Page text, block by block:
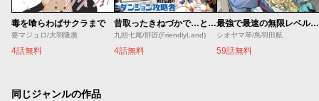
毒を喰らわばサクラまで
要マジュロ/大羽隆廣
4話無料
昔取ったきねづかで…と言いながら無双する定食屋のおっさん、実は伝説のダンジョン攻略者
九頭七尾/肝匠(FriendlyLand)
4話無料
最強で最速の無限レベルアップ ～スキル【経験値１０００倍】と【レベルフリー】でレベル上限の枷が外れた俺は無双する～
シオヤマ琴/鳥羽田航
59話無料
同じジャンルの作品